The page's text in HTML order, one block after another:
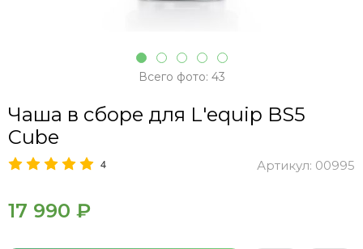
Всего фото: 43
Чаша в сборе для L'equip BS5
Cube
4 Артикул: 00995
17 990 ₽